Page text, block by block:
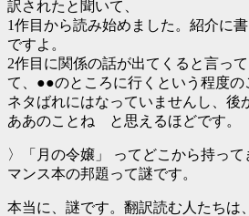
訳されたと聞いて、
1作目から読み始めました。紹介に
ですよ。
2作目に関係の話が出てくると言っ
て、●●のところに行くという程度の
ネタばれにはなっていませんし、後
ああのことね と思えるほどです。
〉「月の令嬢」 ってどこから持っ
マンス本の邦題って謎です。
本当に、謎です。翻訳読む人たちは